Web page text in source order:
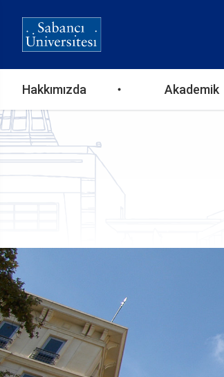
Ana
gezinti
menüsü
Hakkımızda Akademik